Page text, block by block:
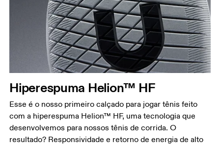
Hiperespuma Helion™ HF
Esse é o nosso primeiro calçado para jogar tênis feito
com a hiperespuma Helion™ HF, uma tecnologia que
desenvolvemos para nossos tênis de corrida. O
resultado? Responsividade e retorno de energia de alto